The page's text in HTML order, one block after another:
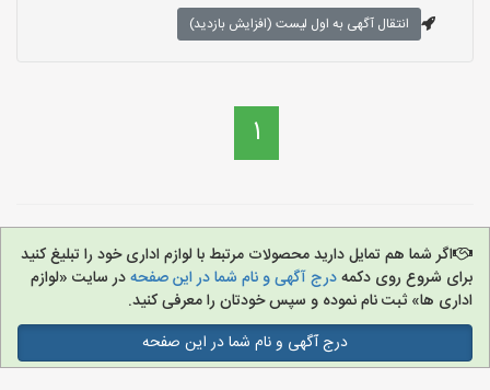
انتقال آگهی به اول لیست (افزایش بازدید)
1
اگر شما هم تمایل دارید محصولات مرتبط با لوازم اداری خود را تبلیغ کنید
برای شروع روی دکمهدرج آگهی و نام شما در این صفحهدر سایت «لوازم
اداری ها» ثبت نام نموده و سپس خودتان را معرفی کنید.
درج آگهی و نام شما در این صفحه